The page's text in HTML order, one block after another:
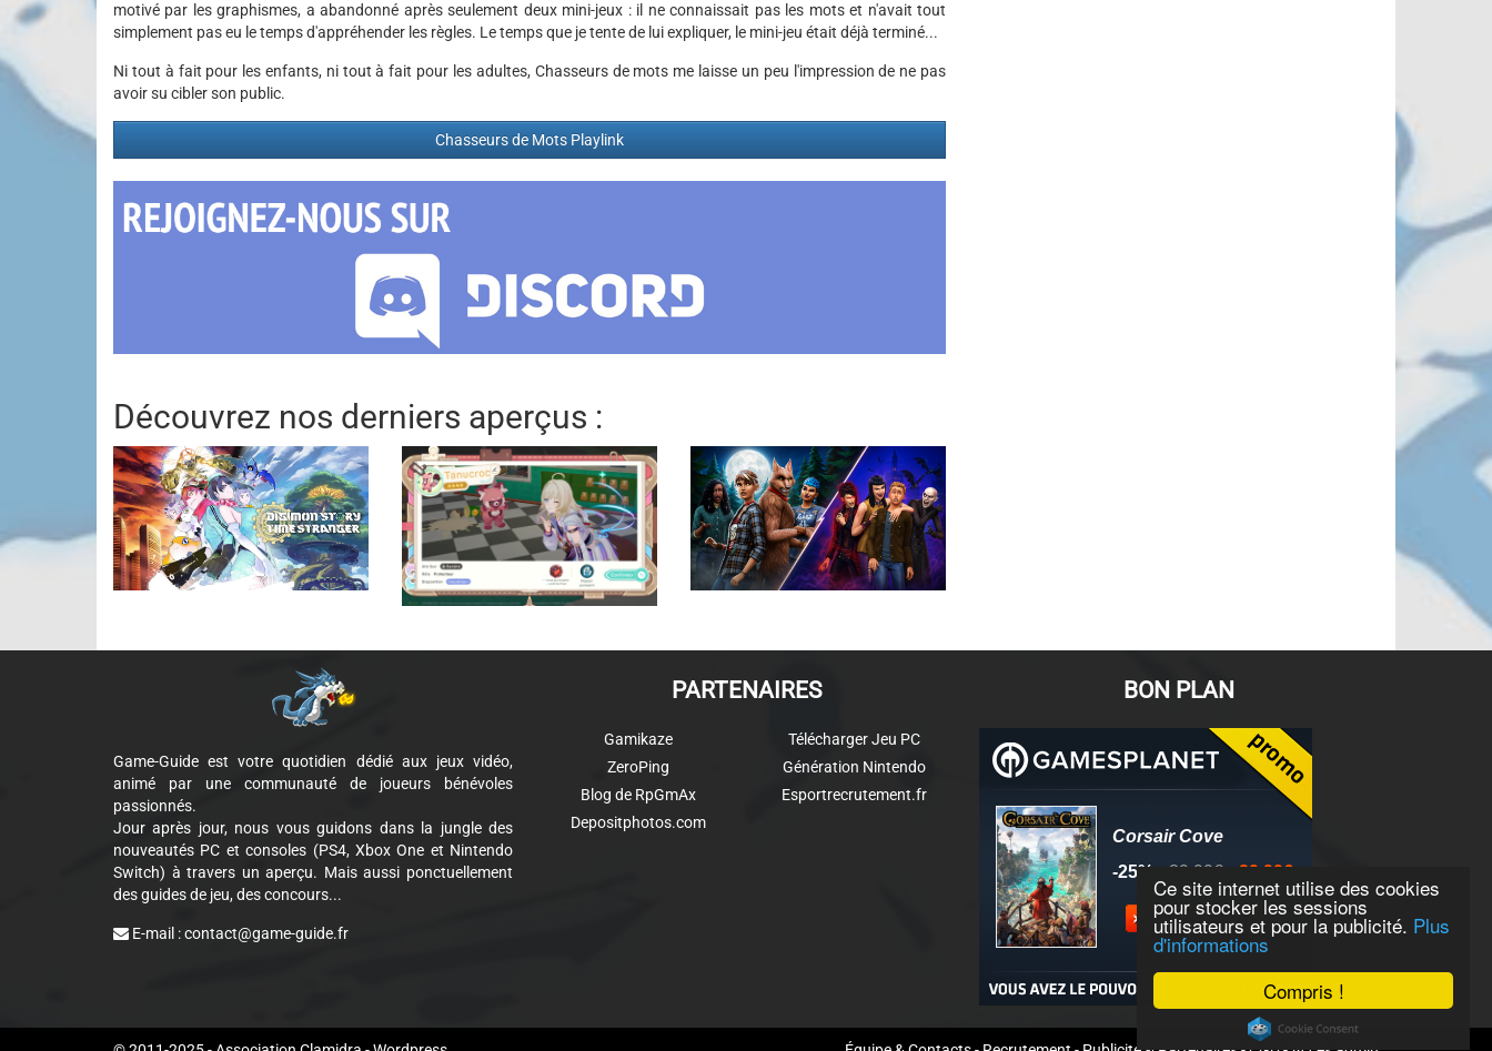
Compris !
Ce site internet utilise des cookies
pour stocker les sessions
utilisateurs et pour la publicité. Plus
d'informations
Cookie Consent plugin for the EU cookie law
motivé par les graphismes, a abandonné après seulement deux mini-jeux : il ne connaissait pas les mots et n'avait tout
simplement pas eu le temps d'appréhender les règles. Le temps que je tente de lui expliquer, le mini-jeu était déjà terminé...
Ni tout à fait pour les enfants, ni tout à fait pour les adultes, Chasseurs de mots me laisse un peu l'impression de ne pas
avoir su cibler son public.
Chasseurs de Mots Playlink
Découvrez nos derniers aperçus :
Game-Guide est votre quotidien dédié aux jeux vidéo,
animé par une communauté de joueurs bénévoles
passionnés.
Jour après jour, nous vous guidons dans la jungle des
nouveautés PC et consoles (PS4, Xbox One et Nintendo
Switch) à travers un aperçu. Mais aussi ponctuellement
des guides de jeu, des concours...
E-mail :contact@game-guide.fr
PARTENAIRES
Gamikaze
ZeroPing
Blog de RpGmAx
Depositphotos.com
Télécharger Jeu PC
Génération Nintendo
Esportrecrutement.fr
BON PLAN